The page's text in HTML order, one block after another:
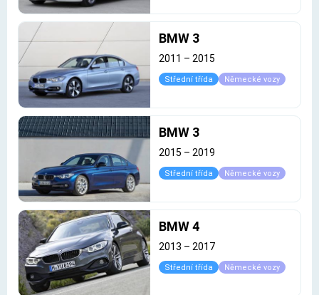
BMW 3
2011 – 2015
Střední třída Německé vozy
BMW 3
2015 – 2019
Střední třída Německé vozy
BMW 4
2013 – 2017
Střední třída Německé vozy